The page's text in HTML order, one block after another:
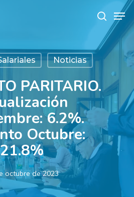
search
Noticias
PARITARIO.
6.2%.
Octubre:
21.8%
octubre de 2023